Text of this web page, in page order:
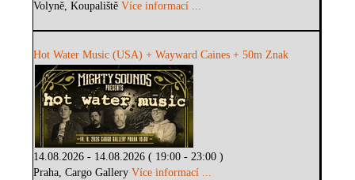
Volyně, KoupalištěVíce informací ...
Hot Water Music (USA) + Wayward Caines + 50m Znak
14.08.2026 - 14.08.2026 ( 19:00 - 23:00 )
Praha, Cargo GalleryVíce informací ...